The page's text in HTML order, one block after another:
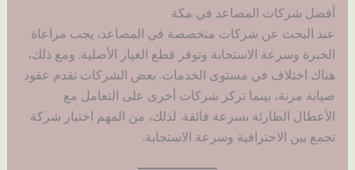
أفضل شركات المصاعد في مكة
عند البحث عن شركات متخصصة في المصاعد، يجب مراعاة
الخبرة وسرعة الاستجابة وتوفر قطع الغيار الأصلية. ومع ذلك،
هناك اختلاف في مستوى الخدمات. بعض الشركات تقدم عقود
صيانة مرنة، بينما تركز شركات أخرى على التعامل مع
الأعطال الطارئة بسرعة فائقة. لذلك، من المهم اختيار شركة
تجمع بين الاحترافية وسرعة الاستجابة.